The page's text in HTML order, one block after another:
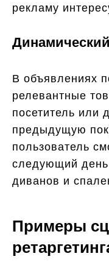
рекламу
Динамический
В объявлениях
релевантные
посетитель или
предыдущую
пользователь
следующий день
диванов и
Примеры